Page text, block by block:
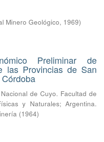
Minero Geológico, 1969)
Preliminar de
las Provincias de San
de Cuyo. Facultad de
y Naturales;Argentina.
(1964)